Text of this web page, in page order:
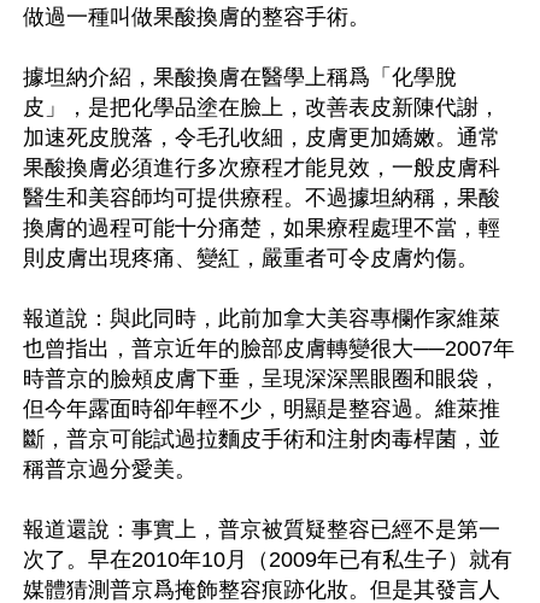
做過一種叫做果酸換膚的整容手術。
據坦納介紹，果酸換膚在醫學上稱爲「化學脫
皮」，是把化學品塗在臉上，改善表皮新陳代謝，
加速死皮脫落，令毛孔收細，皮膚更加嬌嫩。通常
果酸換膚必須進行多次療程才能見效，一般皮膚科
醫生和美容師均可提供療程。不過據坦納稱，果酸
換膚的過程可能十分痛楚，如果療程處理不當，輕
則皮膚出現疼痛、變紅，嚴重者可令皮膚灼傷。
報道說：與此同時，此前加拿大美容專欄作家維萊
也曾指出，普京近年的臉部皮膚轉變很大──2007年
時普京的臉頰皮膚下垂，呈現深深黑眼圈和眼袋，
但今年露面時卻年輕不少，明顯是整容過。維萊推
斷，普京可能試過拉麵皮手術和注射肉毒桿菌，並
稱普京過分愛美。
報道還說：事實上，普京被質疑整容已經不是第一
次了。早在2010年10月（2009年已有私生子）就有
媒體猜測普京爲掩飾整容痕跡化妝。但是其發言人